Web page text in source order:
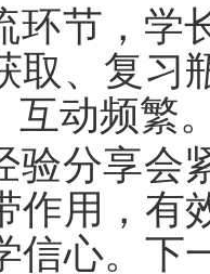
环节，学
取、复习
互动频繁
验分享会
作用，有
信心。下